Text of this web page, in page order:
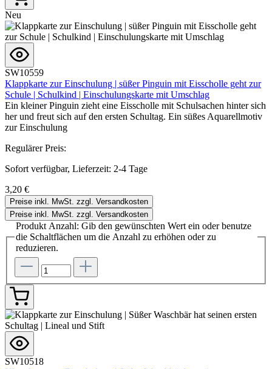
Neu
SW10559
Klappkarte zur Einschulung | süßer Pinguin mit Eisscholle geht zur
Schule | Schulkind | Einschulungskarte mit Umschlag
Ein kleiner Pinguin zieht eine Eisscholle mit Schulsachen hinter sich
her und freut sich auf den ersten Schultag. Ein süßes Aquarellmotiv
zur Einschulung
Regulärer Preis:
Sofort verfügbar, Lieferzeit: 2-4 Tage
3,20 €
Preise inkl. MwSt. zzgl. Versandkosten
Preise inkl. MwSt. zzgl. Versandkosten
Produkt Anzahl: Gib den gewünschten Wert ein oder benutze
die Schaltflächen um die Anzahl zu erhöhen oder zu
reduzieren.
SW10518